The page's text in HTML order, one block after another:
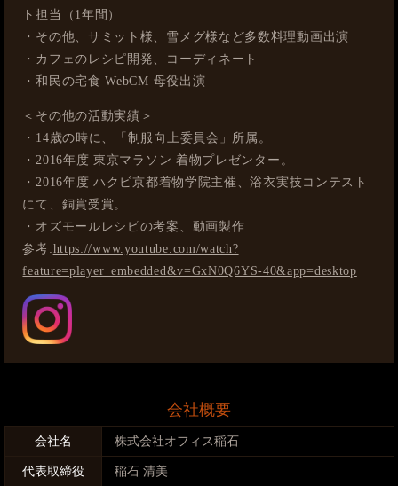
ト担当（1年間）
・その他、サミット様、雪メグ様など多数料理動画出演
・カフェのレシピ開発、コーディネート
・和民の宅食 WebCM 母役出演
＜その他の活動実績＞
・14歳の時に、「制服向上委員会」所属。
・2016年度 東京マラソン 着物プレゼンター。
・2016年度 ハクビ京都着物学院主催、浴衣実技コンテスト
にて、銅賞受賞。
・オズモールレシピの考案、動画製作
参考:https://www.youtube.com/watch?
feature=player_embedded&v=GxN0Q6YS-40&app=desktop
会社概要
会社名 株式会社オフィス稲石
代表取締役 稲石 清美